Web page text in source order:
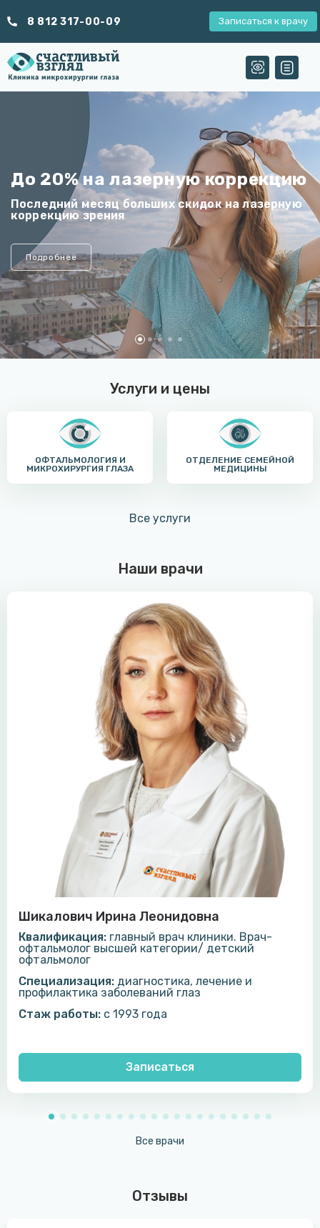
8 812 317-00-09 Записаться к врачу
Время позаботиться о себе
Комплексное восстановление: тело, внешний
вид и внутреннее состояние
Подробнее
Услуги и цены
ОФТАЛЬМОЛОГИЯ И
МИКРОХИРУРГИЯ ГЛАЗА
ОТДЕЛЕНИЕ СЕМЕЙНОЙ
МЕДИЦИНЫ
Все услуги
Наши врачи
Шикалович Ирина Леонидовна
Квалификация: главный врач клиники. Врач-
офтальмолог высшей категории/ детский
офтальмолог
Специализация: диагностика, лечение и
профилактика заболеваний глаз
Стаж работы: c 1993 года
Записаться
Все врачи
Отзывы